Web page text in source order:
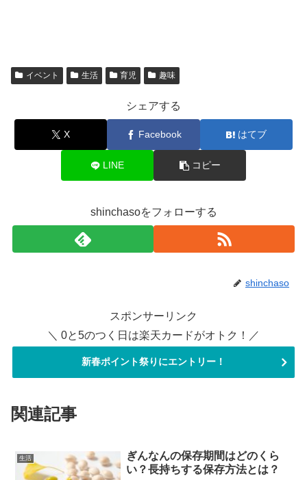
イベント 生活 育児 趣味
シェアする
X Facebook はてブ
LINE コピー
shinchasoをフォローする
shinchaso
スポンサーリンク
＼ 0と5のつく日は楽天カードがオトク！／
新春ポイント祭りにエントリー！
関連記事
生活
ぎんなんの保存期間はどのくら
い？長持ちする保存方法とは？